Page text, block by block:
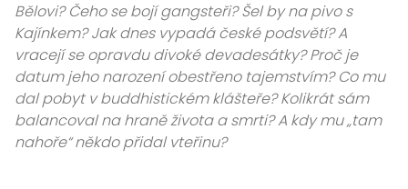
Bělovi? Čeho se bojí gangsteři? Šel by na pivo s
Kajínkem? Jak dnes vypadá české podsvětí? A
vracejí se opravdu divoké devadesátky? Proč je
datum jeho narození obestřeno tajemstvím? Co mu
dal pobyt v buddhistickém klášteře? Kolikrát sám
balancoval na hraně života a smrti? A kdy mu „tam
nahoře“ někdo přidal vteřinu?